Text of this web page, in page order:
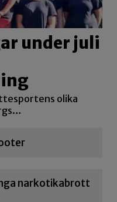
under juli
olika
narkotikabrott